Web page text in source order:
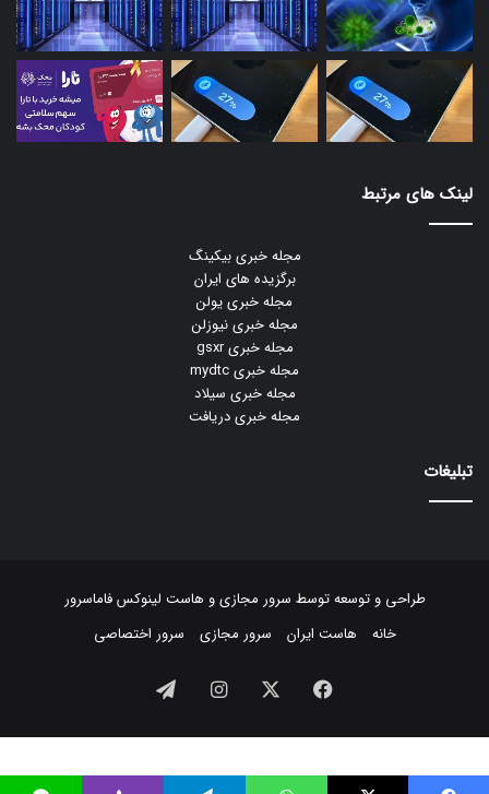
لینک های مرتبط
مجله خبری بیکینگ
برگزیده های ایران
مجله خبری یولن
مجله خبری نیوزلن
مجله خبری gsxr
مجله خبری mydtc
مجله خبری سیلاد
مجله خبری دریافت
تبلیغات
طراحی و توسعه توسط سرور مجازیو هاست لینوکسفاماسرور
خانه
هاست ایران سرور مجازی سرور اختصاصی
فیسبوک ایکس اینستاگرام